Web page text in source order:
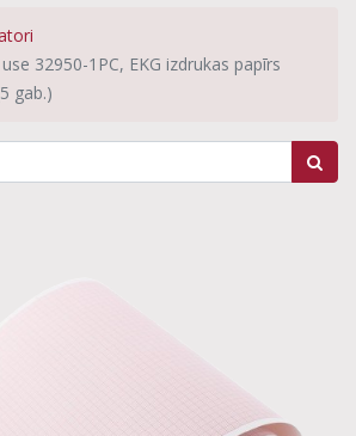
32950-1PC, EKG izdrukas papīrs
gab.)